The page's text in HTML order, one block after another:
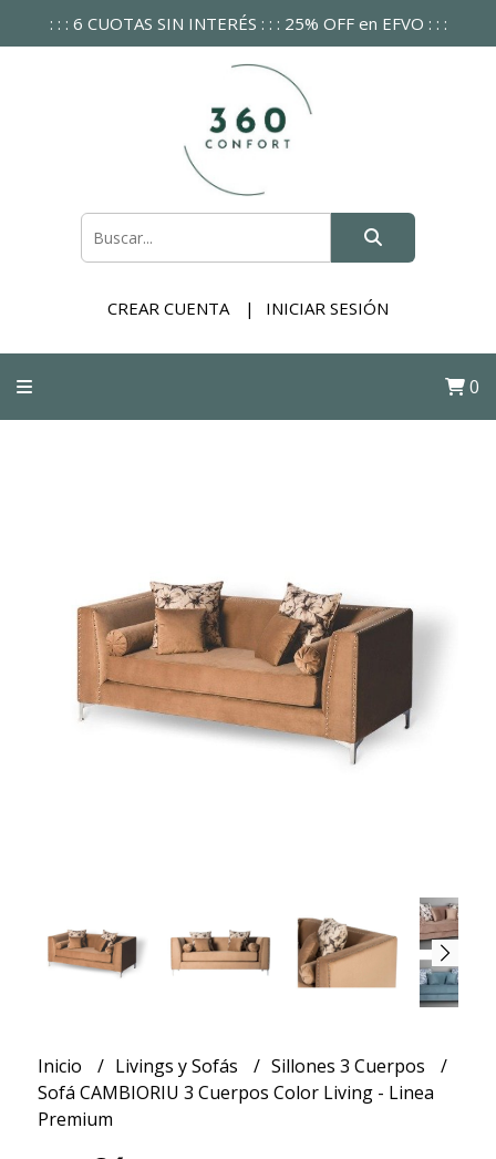
: : : 6 CUOTAS SIN INTERÉS : : : 25% OFF en EFVO : : :
CREAR CUENTA INICIAR SESIÓN
0
Inicio Livings y Sofás
Sillones 3 Cuerpos
Sofá CAMBIORIU 3 Cuerpos Color Living - Linea
Premium